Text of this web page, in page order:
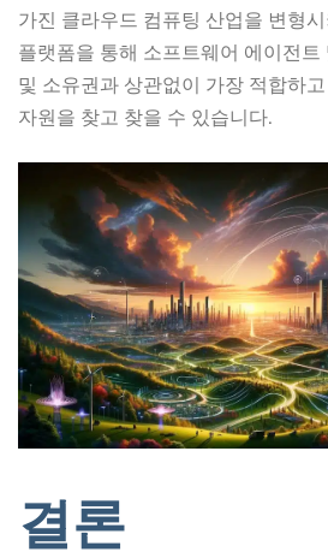
가진 클라우드 컴퓨팅 산업을 변형
플랫폼을 통해 소프트웨어 에이전트
및 소유권과 상관없이 가장 적합하
자원을 찾고 찾을 수 있습니다.
결론